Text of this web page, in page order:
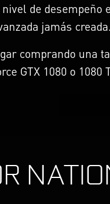
de desempeño
jamás creada.
comprando una
GTX 1080 o 1080